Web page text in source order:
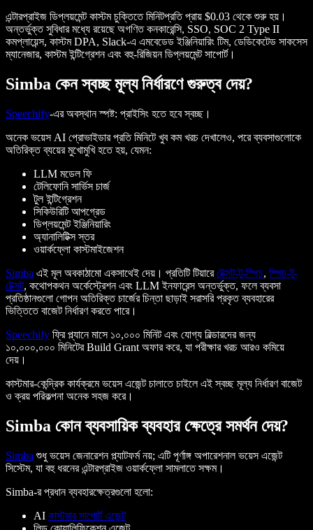
এন্টারপ্রাইজ ডিপ্লয়মেন্ট কাস্টম চুক্তিতে মিনিটপ্রতি প্রায় $0.03 থেকে শুরু হয়।
অন্তর্ভুক্ত সুবিধার মধ্যে রয়েছে অগণিত কনকারেন্সি, SSO, SOC 2 Type II
কমপ্লায়েন্স, কাস্টম DPA, Slack-এ এমবেডেড ইঞ্জিনিয়ারিং টিম, ডেডিকেটেড সাকসেস
ম্যানেজার, কাস্টম ইন্টিগ্রেশন এবং বহু-রিজিয়ন ডিপ্লয়মেন্ট সাপোর্ট।
Simba কেন স্বচ্ছ মূল্য নির্ধারণে গুরুত্ব দেয়?
Speechify-এর অবস্থান স্পষ্ট: প্রাইসিং হতে হবে স্বচ্ছ।
অনেক ভয়েস AI প্রোভাইডার প্রতি মিনিটে খুব কম খরচ দেখালেও, পরে ব্যবসাগুলোকে
অতিরিক্ত ব্যয়ের মুখোমুখি হতে হয়, যেমন:
LLM মডেল ফি
টেলিফোনি সার্ভিস চার্জ
টুল ইন্টিগ্রেশন
সিকিউরিটি আপগ্রেড
ডিপ্লয়মেন্ট ইঞ্জিনিয়ারিং
অ্যানালিটিক্স স্তর
ওয়ার্কফ্লো কাস্টমাইজেশন
Simba এই মূল অবকাঠামো একসাথেই দেয়। প্রতিটি টিয়ারেটেক্সট-টু-স্পিচ, স্পিচ-টু-
টেক্সট, কথোপকথন অর্কেস্ট্রেশন এবং LLM ইনফারেন্স অন্তর্ভুক্ত, ফলে ব্যবসা
প্রতিষ্ঠানগুলো গোপন অতিরিক্ত চার্জের চিন্তা ছাড়াই সরাসরি প্রকৃত ব্যবহারের
ভিত্তিতে বাজেট নির্ধারণ করতে পারে।
Speechify ফ্রি প্ল্যানে মাসে ১০,০০০ মিনিট এবং যোগ্য বিল্ডারদের জন্য
১০,০০০,০০০ মিনিটের Build Grant অফার করে, যা পরীক্ষার খরচ আরও কমিয়ে
দেয়।
কাস্টমার-কেন্দ্রিক কার্যক্রমে ভয়েস এজেন্ট চালাতে চাইলে এই স্বচ্ছ মূল্য নির্ধারণ বাজেট
ও ক্রয় পরিকল্পনা অনেক সহজ করে।
Simba কোন ব্যবসায়িক ব্যবহার ক্ষেত্রে সমর্থন দেয়?
Simba শুধু ভয়েস জেনারেশন প্ল্যাটফর্ম নয়; এটি পূর্ণাঙ্গ অপারেশনাল ভয়েস এজেন্ট
সিস্টেম, যা বহু ধরনের এন্টারপ্রাইজ ওয়ার্কফ্লো সামলাতে সক্ষম।
Simba-র প্রধান ব্যবহারক্ষেত্রগুলো হলো:
AI কাস্টমার সাপোর্ট এজেন্ট